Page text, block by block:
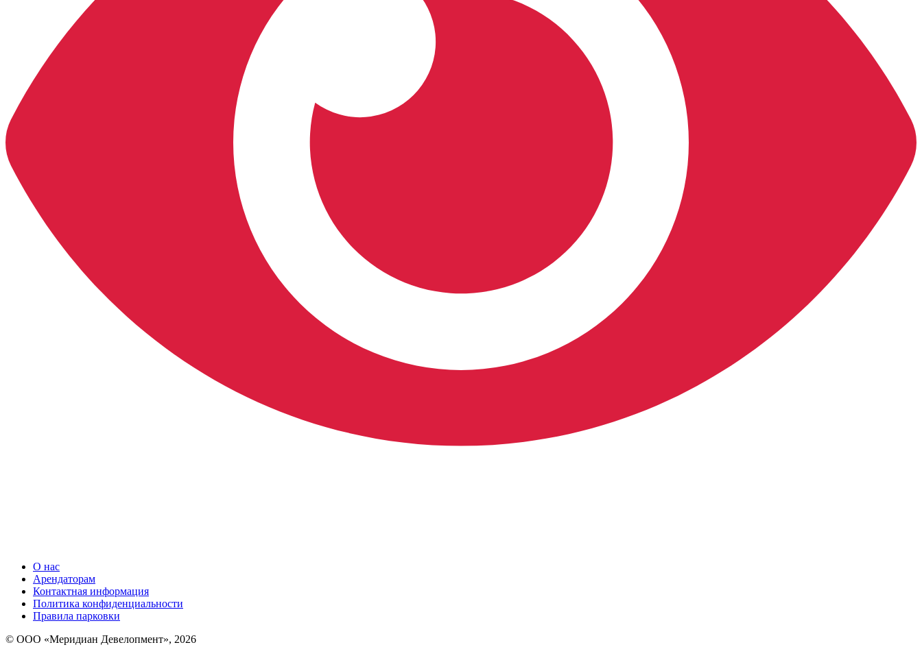
О нас
Арендаторам
Контактная информация
Политика конфиденциальности
Правила парковки
© ООО «Меридиан Девелопмент», 2026